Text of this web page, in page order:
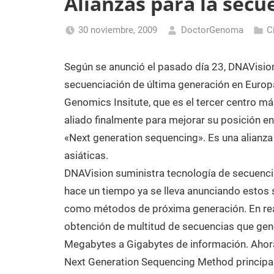
Laboratorio
de 30 noviembre, 2009 DoctorGenoma
Según se anunció el pasado día 23,
secuenciación de última generación en
Genomics Insitute, que es el tercer centro
aliado finalmente para mejorar su posición
«Next generation sequencing». Es una
asiáticas.
DNAVision suministra tecnología de
hace un tiempo ya se lleva anunciando
como métodos de próxima generación. En
obtención de multitud de secuencias que
Megabytes a Gigabytes de información.
Next Generation Sequencing Method